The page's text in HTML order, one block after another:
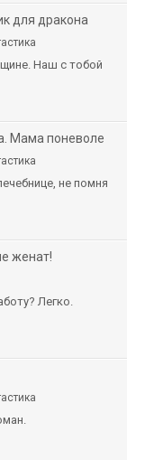
для дракона
Наш с тобой
Мама поневоле
не помня
женат!
Легко.